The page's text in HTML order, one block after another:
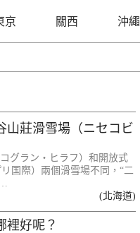
京 關西 沖繩
山莊滑雪場（ニセコビ
グラン・ヒラフ）和開放式
国際）兩個滑雪場不同，“二
(北海道)
裡好呢？